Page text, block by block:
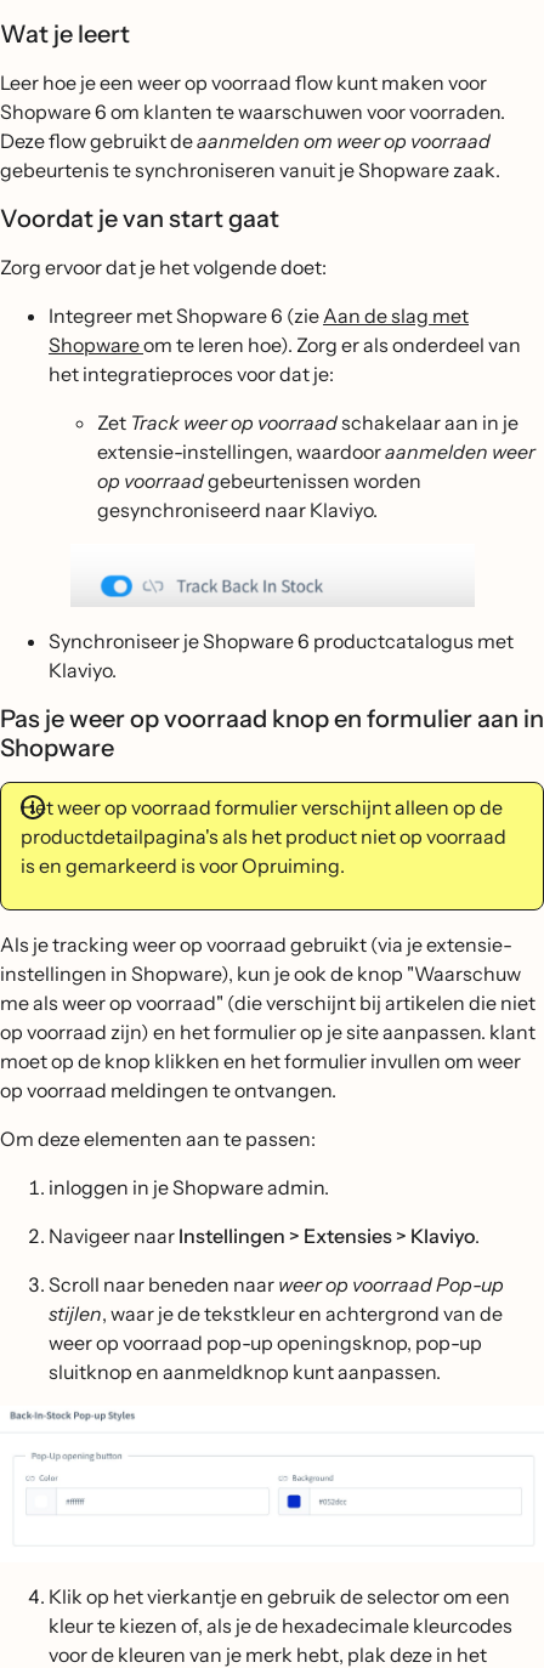
Wat je leert
Leer hoe je een weer op voorraad flow kunt maken voor
Shopware 6 om klanten te waarschuwen voor voorraden.
Deze flow gebruikt deaanmelden om weer op voorraad
gebeurtenis te synchroniseren vanuit je Shopware zaak.
Voordat je van start gaat
Zorg ervoor dat je het volgende doet:
Integreer met Shopware 6 (zieAan de slag met
Shopwareom te leren hoe). Zorg er als onderdeel van
het integratieproces voor dat je:
Zet Track weer op voorraadschakelaar aan in je
extensie-instellingen, waardooraanmelden weer
op voorraadgebeurtenissen worden
gesynchroniseerd naar Klaviyo.
Synchroniseer je Shopware 6 productcatalogus met
Klaviyo.
Pas je weer op voorraad knop en formulier aan in
Shopware
Het weer op voorraad formulier verschijnt alleen op de
productdetailpagina's als het product niet op voorraad
is en gemarkeerd is voor Opruiming.
Als je tracking weer op voorraad gebruikt (via je extensie-
instellingen in Shopware), kun je ook de knop "Waarschuw
me als weer op voorraad" (die verschijnt bij artikelen die niet
op voorraad zijn) en het formulier op je site aanpassen. klant
moet op de knop klikken en het formulier invullen om weer
op voorraad meldingen te ontvangen.
Om deze elementen aan te passen:
inloggen in je Shopware admin.
Navigeer naar Instellingen > Extensies > Klaviyo.
Scroll naar beneden naar weer op voorraad Pop-up
stijlen, waar je de tekstkleur en achtergrond van de
weer op voorraad pop-up openingsknop, pop-up
sluitknop en aanmeldknop kunt aanpassen.
Klik op het vierkantje en gebruik de selector om een
kleur te kiezen of, als je de hexadecimale kleurcodes
voor de kleuren van je merk hebt, plak deze in het